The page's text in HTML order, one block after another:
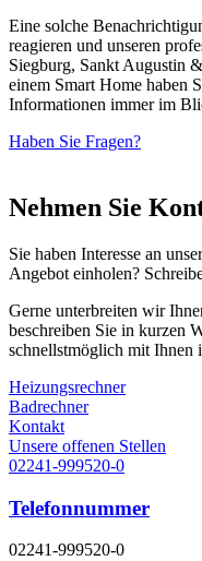
Eine solche
reagieren und unseren
Siegburg, Sankt Augustin
einem Smart Home haben
Informationen immer im
Haben Sie Fragen?
Nehmen Sie
Sie haben Interesse an
Angebot einholen?
Gerne unterbreiten wir
beschreiben Sie in kurzen
schnellstmöglich mit Ihnen
Heizungsrechner
Badrechner
Kontakt
Unsere offenen Stellen
02241-999520-0
Telefonnummer
02241-999520-0